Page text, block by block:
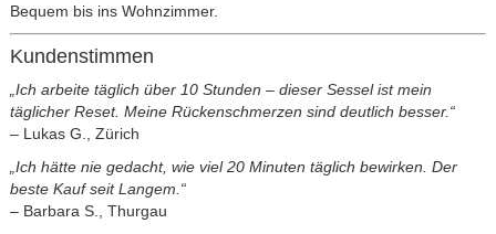
Bequem bis ins Wohnzimmer.
Kundenstimmen
„Ich arbeite täglich über 10 Stunden – dieser Sessel ist mein
täglicher Reset. Meine Rückenschmerzen sind deutlich besser.“
– Lukas G., Zürich
„Ich hätte nie gedacht, wie viel 20 Minuten täglich bewirken. Der
beste Kauf seit Langem.“
– Barbara S., Thurgau